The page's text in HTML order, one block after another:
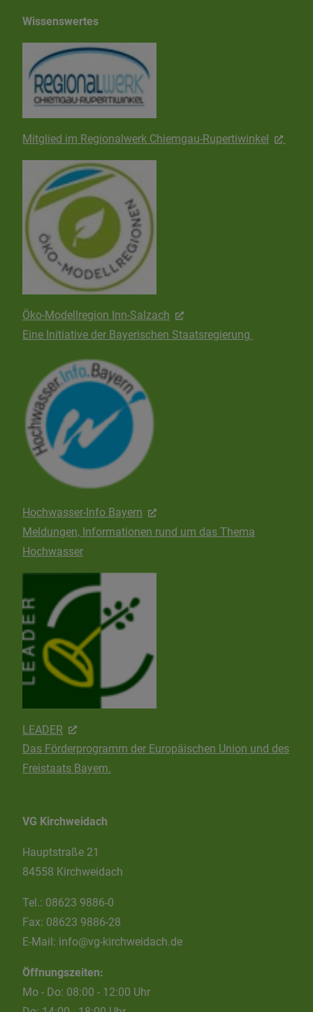
Wissenswertes
Mitglied im Regionalwerk Chiemgau-Rupertiwinkel
Öko-Modellregion Inn-Salzach
Eine Initiative der Bayerischen Staatsregierung
Hochwasser-Info Bayern
Meldungen, Informationen rund um das Thema
Hochwasser
LEADER
Das Förderprogramm der Europäischen Union und des
Freistaats Bayern.
VG Kirchweidach
Hauptstraße 21
84558 Kirchweidach
Tel.: 08623 9886-0
Fax: 08623 9886-28
E-Mail: info@vg-kirchweidach.de
Öffnungszeiten:
Mo - Do: 08:00 - 12:00 Uhr